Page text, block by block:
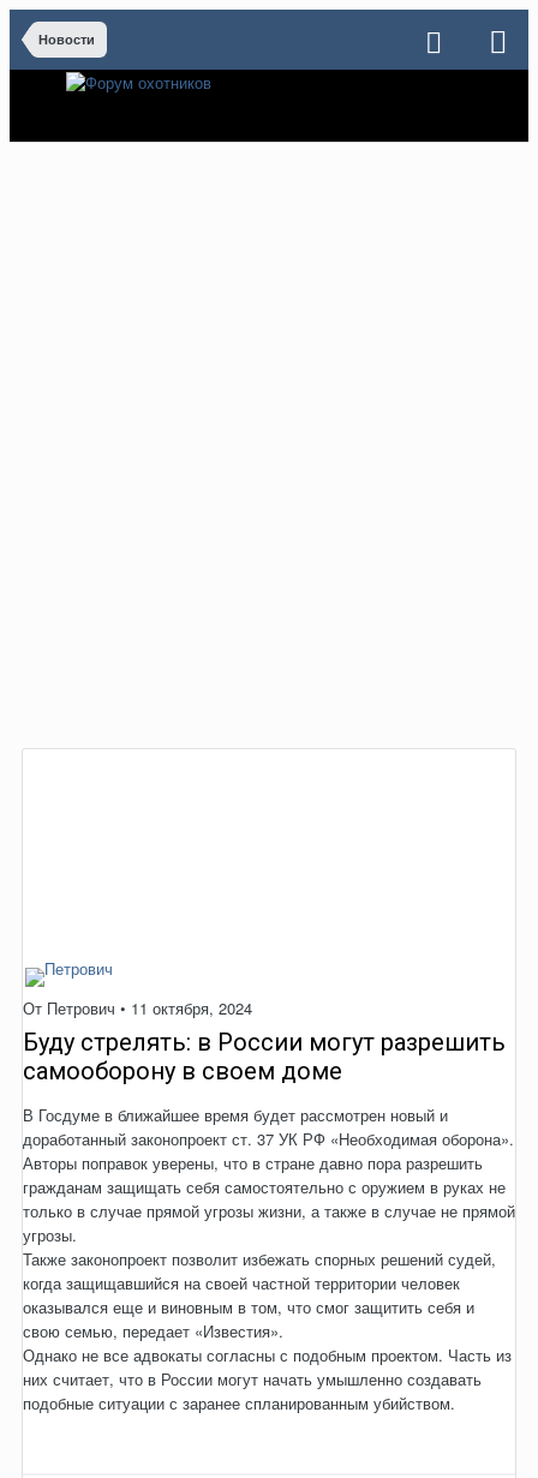
Новости
От Петрович • 11 октября, 2024
Буду стрелять: в России могут разрешить
самооборону в своем доме
В Госдуме в ближайшее время будет рассмотрен новый и
доработанный законопроект ст. 37 УК РФ «Необходимая оборона».
Авторы поправок уверены, что в стране давно пора разрешить
гражданам защищать себя самостоятельно с оружием в руках не
только в случае прямой угрозы жизни, а также в случае не прямой
угрозы.
Также законопроект позволит избежать спорных решений судей,
когда защищавшийся на своей частной территории человек
оказывался еще и виновным в том, что смог защитить себя и
свою семью, передает «Известия».
Однако не все адвокаты согласны с подобным проектом. Часть из
них считает, что в России могут начать умышленно создавать
подобные ситуации с заранее спланированным убийством.